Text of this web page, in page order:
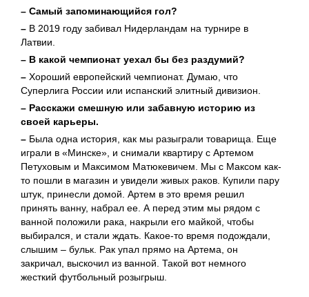
– Самый запоминающийся гол?
– В 2019 году забивал Нидерландам на турнире в
Латвии.
– В какой чемпионат уехал бы без раздумий?
– Хороший европейский чемпионат. Думаю, что
Суперлига России или испанский элитный дивизион.
– Расскажи смешную или забавную историю из
своей карьеры.
– Была одна история, как мы разыграли товарища. Еще
играли в «Минске», и снимали квартиру с Артемом
Петуховым и Максимом Матюкевичем. Мы с Максом как-
то пошли в магазин и увидели живых раков. Купили пару
штук, принесли домой. Артем в это время решил
принять ванну, набрал ее. А перед этим мы рядом с
ванной положили рака, накрыли его майкой, чтобы
выбирался, и стали ждать. Какое-то время подождали,
слышим – бульк. Рак упал прямо на Артема, он
закричал, выскочил из ванной. Такой вот немного
жесткий футбольный розыгрыш.